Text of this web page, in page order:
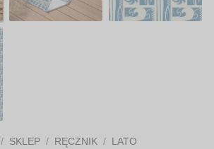
/ SKLEP / RĘCZNIK / LATO